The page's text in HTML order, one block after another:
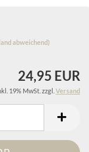
abweichend)
24,95 EUR
19% MwSt. zzgl. Versand